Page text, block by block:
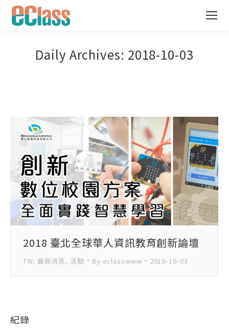
Daily Archives: 2018-10-03
2018 臺北全球華人資訊教育創新論壇
TW, 最新消息, 活動 By eclasswww 2018-10-03
紀錄